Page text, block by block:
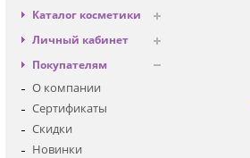
Каталог косметики
Антивозрастная
Декоративная
Для глаз
Для тела
Личный кабинет
Вход
Регистрация
Покупателям
О компании
Сертификаты
Скидки
Новинки